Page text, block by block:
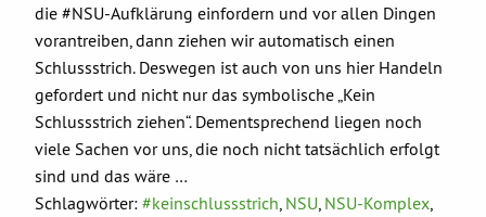
die #NSU-Aufklärung einfordern und vor allen Dingen
vorantreiben, dann ziehen wir automatisch einen
Schlussstrich. Deswegen ist auch von uns hier Handeln
gefordert und nicht nur das symbolische „Kein
Schlussstrich ziehen“. Dementsprechend liegen noch
viele Sachen vor uns, die noch nicht tatsächlich erfolgt
sind und das wäre …
Schlagwörter: #keinschlussstrich NSU NSU-Komplex